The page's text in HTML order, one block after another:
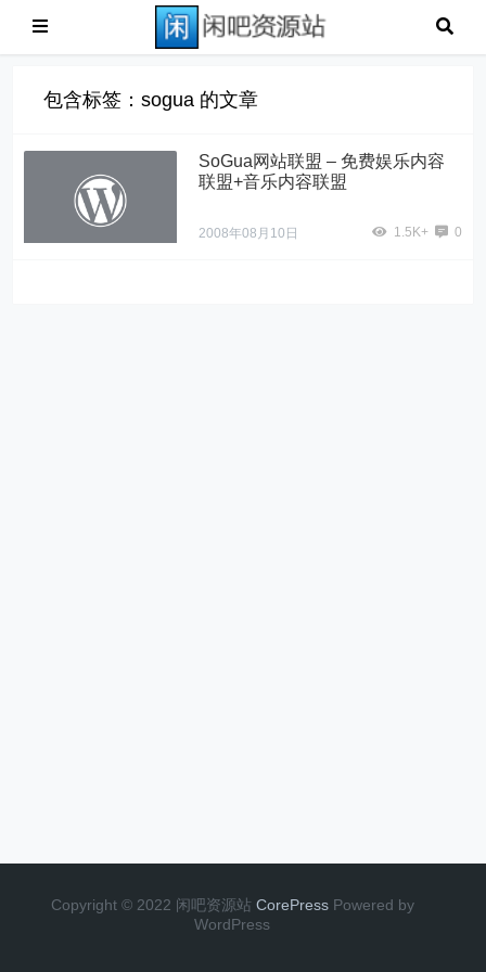
包含标签：sogua 的文章
SoGua网站联盟 – 免费娱乐内容
联盟+音乐内容联盟
2008年08月10日 1.5K+ 0
Copyright © 2022 闲吧资源站 CorePress Powered by
WordPress